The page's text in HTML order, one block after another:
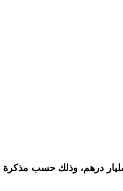
عائدات السياحة بالمغرب في نهاية الأشهر الستة الأولى